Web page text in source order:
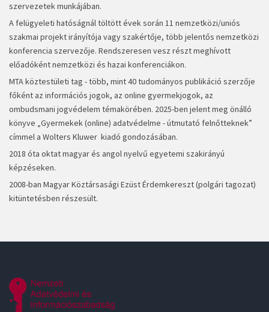
szervezetek munkájában.
A felügyeleti hatóságnál töltött évek során 11 nemzetközi/uniós
szakmai projekt irányítója vagy szakértője, több jelentős nemzetközi
konferencia szervezője. Rendszeresen vesz részt meghívott
előadóként nemzetközi és hazai konferenciákon.
MTA köztestületi tag - több, mint 40 tudományos publikáció szerzője
főként az információs jogok, az online gyermekjogok, az
ombudsmani jogvédelem témakörében. 2025-ben jelent meg önálló
könyve „Gyermekek (online) adatvédelme - útmutató felnőtteknek”
címmel a Wolters Kluwer kiadó gondozásában.
2018 óta oktat magyar és angol nyelvű egyetemi szakirányú
képzéseken.
2008-ban Magyar Köztársasági Ezüst Érdemkereszt (polgári tagozat)
kitüntetésben részesült.